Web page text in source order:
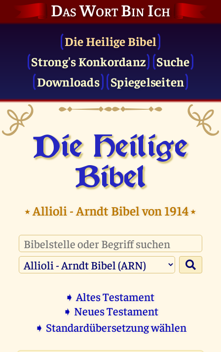
Das Wort Bin Ich
Die Heilige Bibel
Strong's Konkordanz
Suche
Downloads
Spiegelseiten
Die Heilige
Bibel
⭑Allioli - Arndt Bibel von 1914⭑
➧ Altes Testament
➧ Neues Testament
➧ Standardübersetzung wählen